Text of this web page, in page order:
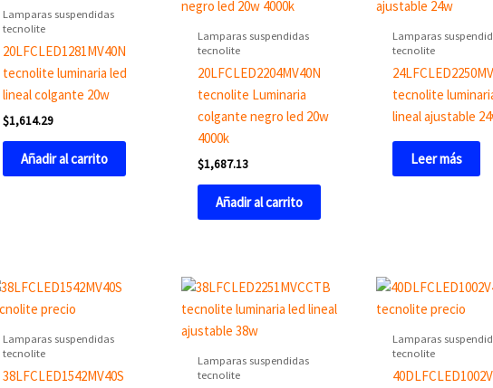
Lamparas suspendidas
tecnolite
20LFCLED1281MV40N
tecnolite luminaria led
lineal colgante 20w
$1,614.29
Añadir al carrito
Lamparas suspendidas
tecnolite
20LFCLED2204MV40N
tecnolite Luminaria
colgante negro led 20w
4000k
$1,687.13
Añadir al carrito
Lamparas
tecnolite
tecnolite
lineal ajustable
Leer más
Lamparas suspendidas
tecnolite
38LFCLED1542MV40S
Lamparas suspendidas
tecnolite
Lamparas
tecnolite